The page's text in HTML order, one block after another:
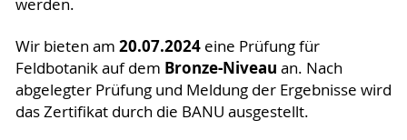
werden.
Wir bieten am 20.07.2024eine Prüfung für
Feldbotanik auf dem Bronze-Niveau an. Nach
abgelegter Prüfung und Meldung der Ergebnisse wird
das Zertifikat durch die BANU ausgestellt.